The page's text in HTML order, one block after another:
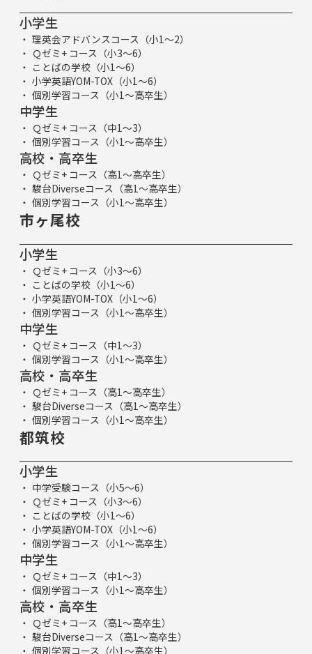
小学生
理英会アドバンスコース（小1～2）
Ｑゼミ+ コース（小3～6）
ことばの学校（小1～6）
小学英語YOM-TOX（小1～6）
個別学習コース（小1～高卒生）
中学生
Ｑゼミ+ コース（中1～3）
個別学習コース（小1～高卒生）
高校・高卒生
Ｑゼミ+ コース（高1～高卒生）
駿台Diverseコース（高1～高卒生）
個別学習コース（小1～高卒生）
市ヶ尾校
小学生
Ｑゼミ+ コース（小3～6）
ことばの学校（小1～6）
小学英語YOM-TOX（小1～6）
個別学習コース（小1～高卒生）
中学生
Ｑゼミ+ コース（中1～3）
個別学習コース（小1～高卒生）
高校・高卒生
Ｑゼミ+ コース（高1～高卒生）
駿台Diverseコース（高1～高卒生）
個別学習コース（小1～高卒生）
都筑校
小学生
中学受験コース（小5～6）
Ｑゼミ+ コース（小3～6）
ことばの学校（小1～6）
小学英語YOM-TOX（小1～6）
個別学習コース（小1～高卒生）
中学生
Ｑゼミ+ コース（中1～3）
個別学習コース（小1～高卒生）
高校・高卒生
Ｑゼミ+ コース（高1～高卒生）
駿台Diverseコース（高1～高卒生）
個別学習コース（小1～高卒生）